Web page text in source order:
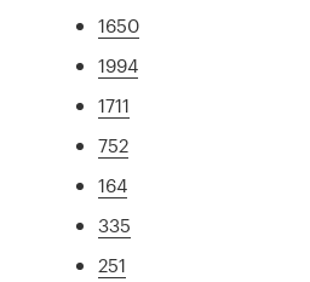
1650
1994
1711
752
164
335
251